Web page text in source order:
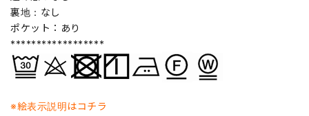
裏地：なし
ポケット：あり
******************
※絵表示説明はコチラ